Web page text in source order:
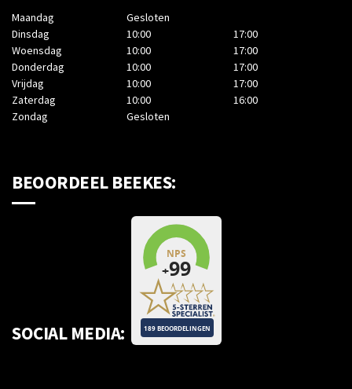
Maandag
Gesloten
Dinsdag
10:00
17:00
Woensdag
10:00
17:00
Donderdag
10:00
17:00
Vrijdag
10:00
17:00
Zaterdag
10:00
16:00
Zondag
Gesloten
BEOORDEEL BEEKES:
SOCIAL MEDIA: